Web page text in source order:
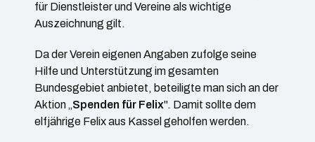
für Dienstleister und Vereine als wichtige
Auszeichnung gilt.
Da der Verein eigenen Angaben zufolge seine
Hilfe und Unterstützung im gesamten
Bundesgebiet anbietet, beteiligte man sich an der
Aktion „Spenden für Felix". Damit sollte dem
elfjährige Felix aus Kassel geholfen werden.